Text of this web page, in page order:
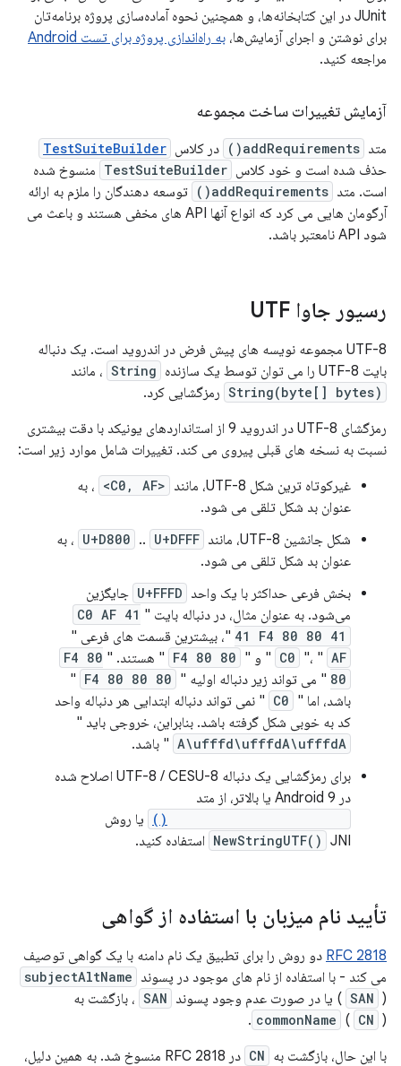
JUnit در این کتابخانه‌ها، و همچنین نحوه آماده‌سازی پروژه برنامه‌تان
برای نوشتن و اجرای آزمایش‌ها، به راه‌اندازی پروژه برای تست Android
مراجعه کنید.
آزمایش تغییرات ساخت مجموعه
متد addRequirements() در کلاس TestSuiteBuilder
حذف شده است و خود کلاس TestSuiteBuilder منسوخ شده
است. متد addRequirements()
توسعه دهندگان را ملزم به ارائه
آرگومان هایی می کرد که انواع آنها API های مخفی هستند و باعث می
شود API نامعتبر باشد.
رسیور جاوا UTF
UTF-8 مجموعه نویسه های پیش فرض در اندروید است. یک دنباله
بایت UTF-8 را می توان توسط یک سازنده
String ، مانند
String(byte[] bytes) رمزگشایی کرد.
رمزگشای UTF-8 در اندروید 9 از استانداردهای یونیکد با دقت بیشتری
نسبت به نسخه های قبلی پیروی می کند. تغییرات شامل موارد زیر است:
غیرکوتاه ترین شکل UTF-8، مانند
<C0, AF>
، به
عنوان بد شکل تلقی می شود.
شکل جانشین UTF-8، مانند
U+D800 .. U+DFFF
، به
عنوان بد شکل تلقی می شود.
بخش فرعی حداکثر با یک واحد U+FFFD جایگزین
می‌شود. به عنوان مثال، در دنباله بایت "
41 C0 AF
41 F4 80 80 41 "، بیشترین قسمت های فرعی "
C0 "، " AF " و " F4 80 80 " هستند. " F4 80
80 " می تواند زیر دنباله اولیه " F4 80 80 80
"
باشد، اما " C0 " نمی تواند دنباله ابتدایی هر دنباله واحد
کد به خوبی شکل گرفته باشد. بنابراین، خروجی باید "
A\ufffd\ufffdA\ufffdA " باشد.
برای رمزگشایی یک دنباله UTF-8 / CESU-8 اصلاح شده
در Android 9 یا بالاتر، از متد
یا روش
NewStringUTF() JNI استفاده کنید.
تأیید نام میزبان با استفاده از گواهی
RFC 2818 دو روش را برای تطبیق یک نام دامنه با یک گواهی توصیف
می کند - با استفاده از نام های موجود در پسوند subjectAltName
( SAN ) یا در صورت عدم وجود پسوند SAN ، بازگشت به
commonName ( CN ).
با این حال، بازگشت به CN در RFC 2818 منسوخ شد. به همین دلیل،